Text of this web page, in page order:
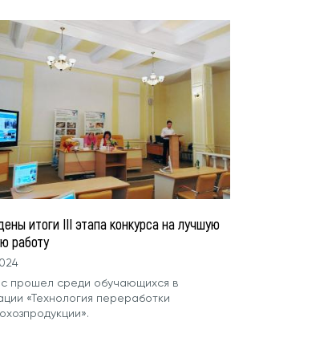
итоги III этапа конкурса на лучшую
работу
прошел среди обучающихся в
«Технология переработки